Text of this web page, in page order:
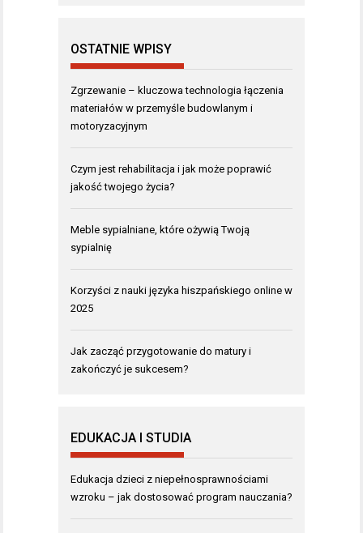
OSTATNIE WPISY
Zgrzewanie – kluczowa technologia łączenia
materiałów w przemyśle budowlanym i
motoryzacyjnym
Czym jest rehabilitacja i jak może poprawić
jakość twojego życia?
Meble sypialniane, które ożywią Twoją
sypialnię
Korzyści z nauki języka hiszpańskiego online w
2025
Jak zacząć przygotowanie do matury i
zakończyć je sukcesem?
EDUKACJA I STUDIA
Edukacja dzieci z niepełnosprawnościami
wzroku – jak dostosować program nauczania?